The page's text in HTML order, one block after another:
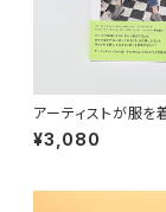
アーティストが服
表現と反抗のファッ
¥3,080